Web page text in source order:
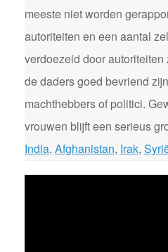
meeste niet worden
autoriteiten en een aantal
verdoezeld door
de daders goed bevriend
machthebbers of politici.
vrouwen blijft een serieus
India, Afghanistan, Irak,